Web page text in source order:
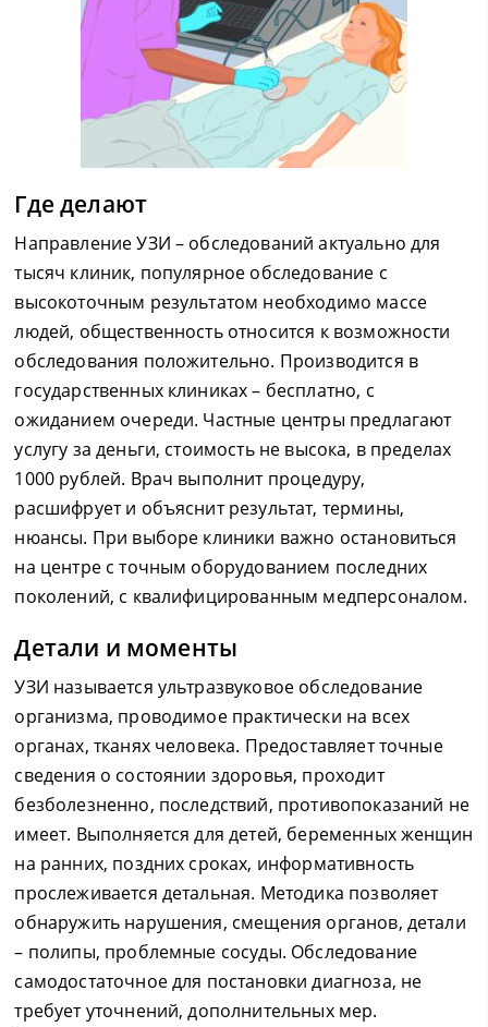
Где делают
Направление УЗИ – обследований актуально для
тысяч клиник, популярное обследование с
высокоточным результатом необходимо массе
людей, общественность относится к возможности
обследования положительно. Производится в
государственных клиниках – бесплатно, с
ожиданием очереди. Частные центры предлагают
услугу за деньги, стоимость не высока, в пределах
1000 рублей. Врач выполнит процедуру,
расшифрует и объяснит результат, термины,
нюансы. При выборе клиники важно остановиться
на центре с точным оборудованием последних
поколений, с квалифицированным медперсоналом.
Детали и моменты
УЗИ называется ультразвуковое обследование
организма, проводимое практически на всех
органах, тканях человека. Предоставляет точные
сведения о состоянии здоровья, проходит
безболезненно, последствий, противопоказаний не
имеет. Выполняется для детей, беременных женщин
на ранних, поздних сроках, информативность
прослеживается детальная. Методика позволяет
обнаружить нарушения, смещения органов, детали
– полипы, проблемные сосуды. Обследование
самодостаточное для постановки диагноза, не
требует уточнений, дополнительных мер.